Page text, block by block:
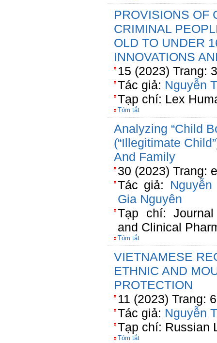
PROVISIONS OF
CRIMINAL
OLD TO UNDER
INNOVATIONS
15 (2023) Trang:
Tác giả: Nguyễn
Tạp chí: Lex
Tóm tắt
Analyzing “Child
(“Illegitimate
And Family
30 (2023) Trang:
Tác giả:
Gia Nguyên
Tạp chí:
and Clinical
Tóm tắt
VIETNAMESE
ETHNIC AND
PROTECTION
11 (2023) Trang:
Tác giả: Nguyễn
Tạp chí: Russian
Tóm tắt